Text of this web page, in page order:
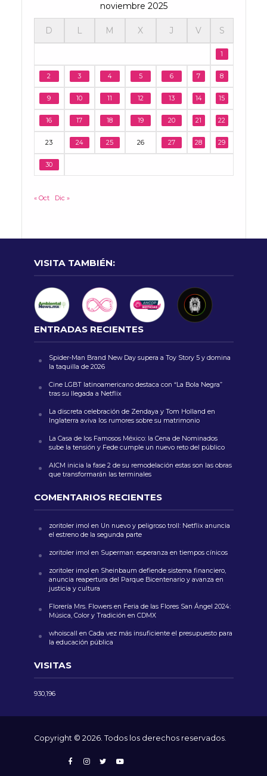
noviembre 2025
D L M X J V S
1
2 3 4 5 6 7 8
9 10 11 12 13 14 15
16 17 18 19 20 21 22
23 24 25 26 27 28 29
30
« Oct Dic »
VISITA TAMBIÉN:
ENTRADAS RECIENTES
Spider-Man Brand New Day supera a Toy Story 5 y domina
la taquilla de 2026
Cine LGBT latinoamericano destaca con “La Bola Negra”
tras su llegada a Netflix
La discreta celebración de Zendaya y Tom Holland en
Inglaterra aviva los rumores sobre su matrimonio
La Casa de los Famosos México: la Cena de Nominados
sube la tensión y Fede cumple un nuevo reto del público
AICM inicia la fase 2 de su remodelación estas son las obras
que transformarán las terminales
COMENTARIOS RECIENTES
zoritoler imol en Un nuevo y peligroso troll: Netflix anuncia
el estreno de la segunda parte
zoritoler imol en Superman: esperanza en tiempos cínicos
zoritoler imol en Sheinbaum defiende sistema financiero,
anuncia reapertura del Parque Bicentenario y avanza en
justicia y cultura
Florería Mrs. Flowersen Feria de las Flores San Ángel 2024:
Música, Color y Tradición en CDMX
whoiscall en Cada vez más insuficiente el presupuesto para
la educación pública
VISITAS
930,196
Copyright © 2026. Todos los derechos reservados.